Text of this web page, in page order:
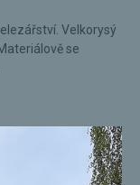
Velkorysý
se